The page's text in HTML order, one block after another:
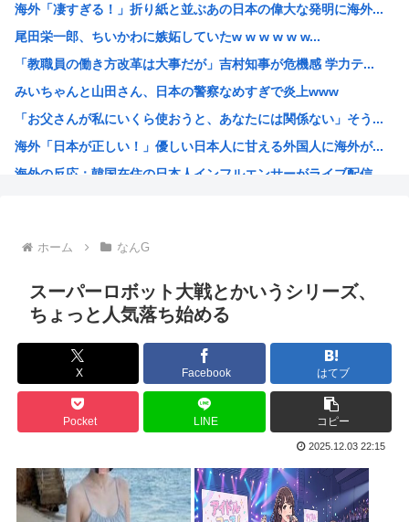
【画像】黒ギャル「おぢってこういうのが好きなんでしょ？w...
【朗報】秋葉原、かつての活気がガチで戻るwww
【画像】 女雀士さん、普通に脱いでしまうwww
新しく来た日本人の先生がとても若く見えると話題に。アメリ...
【うさぎおいしい】「ウサギの島」生態系に異変、観光客「過...
【画像】パパ活1回15000円で生活しているホームレス少...
海外「凄すぎる！」折り紙と並ぶあの日本の偉大な発明に海外...
尾田栄一郎、ちいかわに嫉妬していたw w w w w w...
「教職員の働き方改革は大事だが」吉村知事が危機感 学力テ...
みいちゃんと山田さん、日本の警察なめすぎで炎上www
「お父さんが私にいくら使おうと、あなたには関係ない」そう...
海外「日本が正しい！」優しい日本人に甘える外国人に海外が...
海外の反応：韓国在住の日本人インフルエンサーがライブ配信...
最近のきらら漫画、オ●ニーシーンがあったりと下品すぎる
百田尚樹「日本保守党アンチ、政策批判ができず俺への個人攻...
【ワンピース】AIで小説描いたから評価して
3大長寿アニメでウザいキャラ「元太」「カバオ」
特番「本当にあった怖い安倍晋三」でありがちなエピソードと...
グルメ漫画No.1を決めるスレ
四六時中動いてるイラストのコミュニティとか無いんか
韓国人「大韓サッカー協会が過去に20人の外国人審判らに不...
ワイの描いたイラストにアドバイスクレメンス
ホーム なんG
スーパーロボット大戦とかいうシリーズ、
ちょっと人気落ち始める
X Facebook はてブ
Pocket LINE コピー
2025.12.03 22:15